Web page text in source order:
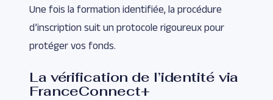
Une fois la formation identifiée, la procédure
d’inscription suit un protocole rigoureux pour
protéger vos fonds.
La vérification de l’identité via
FranceConnect+